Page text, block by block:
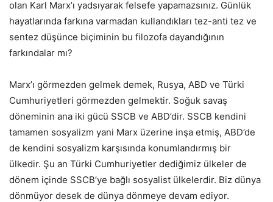
olan Karl Marx’ı yadsıyarak felsefe yapamazsınız. Günlük
hayatlarında farkına varmadan kullandıkları tez-anti tez ve
sentez düşünce biçiminin bu filozofa dayandığının
farkındalar mı?
Marx’ı görmezden gelmek demek, Rusya, ABD ve Türki
Cumhuriyetleri görmezden gelmektir. Soğuk savaş
döneminin ana iki gücü SSCB ve ABD’dir. SSCB kendini
tamamen sosyalizm yani Marx üzerine inşa etmiş, ABD’de
de kendini sosyalizm karşısında konumlandırmış bir
ülkedir. Şu an Türki Cumhuriyetler dediğimiz ülkeler de
dönem içinde SSCB’ye bağlı sosyalist ülkelerdir. Biz dünya
dönmüyor desek de dünya dönmeye devam ediyor.